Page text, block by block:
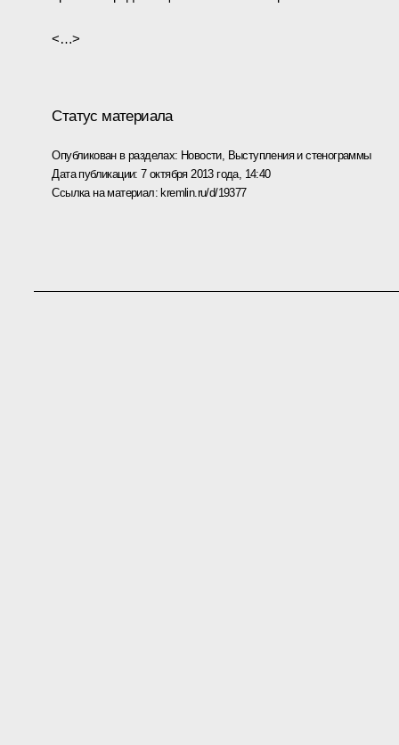
<…>
Статус материала
Опубликован в разделах: Новости, Выступления и стенограммы
Дата публикации:7 октября 2013 года, 14:40
Ссылка на материал: kremlin.ru/d/19377